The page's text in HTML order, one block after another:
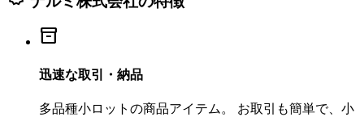
inventory_2
迅速な取引・納品
多品種小ロットの商品アイテム。 お取引も簡単で、小